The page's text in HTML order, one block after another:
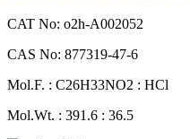
CAT No: o2h-A002052
CAS No: 877319-47-6
Mol.F. : C26H33NO2 : HCl
Mol.Wt. : 391.6 : 36.5